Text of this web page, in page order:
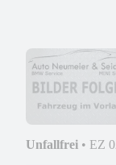
Unfallfrei • EZ